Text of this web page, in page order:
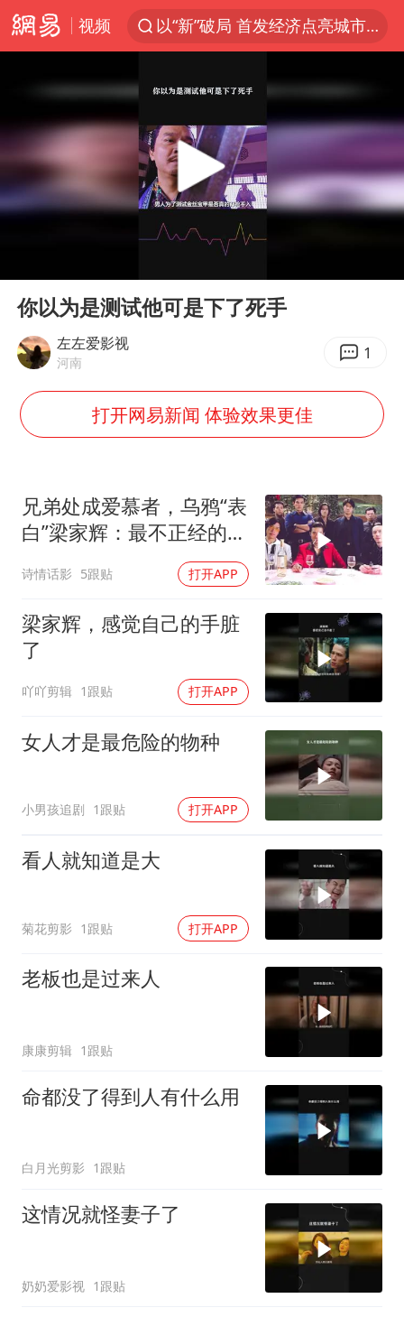
视频
以“新”破局 首发经济点亮城市消费活力
台风白海豚进入48小时警戒线
佛得角门将亮相智利俱乐部主场
看守所辅警收受10万获刑1年
宇树科技发行价格150.80元/股
CIA被曝已秘密设立古巴工作组
U17国足1分钟轰2球
外交部发言人就广岛核爆81周年等答记者问
贵州轮胎子公司获美国退税8136万
27岁女子成组织卖淫集团主犯被通缉
感觉全东北都在等7号
80后女柜员逆袭成4200亿银行副行长
奋进开新局 实干挑大梁
Play
你以为是测试他可是下了死手
左左爱影视
河南 1
打开网易新闻 体验效果更佳
兄弟处成爱慕者，乌鸦“表
白”梁家辉：最不正经的黑
诗情话影 5跟贴 打开APP
梁家辉，感觉自己的手脏
了
吖吖剪辑 1跟贴 打开APP
女人才是最危险的物种
小男孩追剧 1跟贴 打开APP
看人就知道是大
菊花剪影 1跟贴 打开APP
老板也是过来人
康康剪辑 1跟贴
命都没了得到人有什么用
白月光剪影 1跟贴
这情况就怪妻子了
奶奶爱影视 1跟贴